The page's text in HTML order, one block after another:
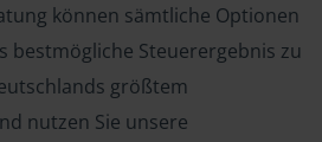
können sämtliche Optionen
bestmögliche Steuerergebnis zu
größtem
nutzen Sie unsere